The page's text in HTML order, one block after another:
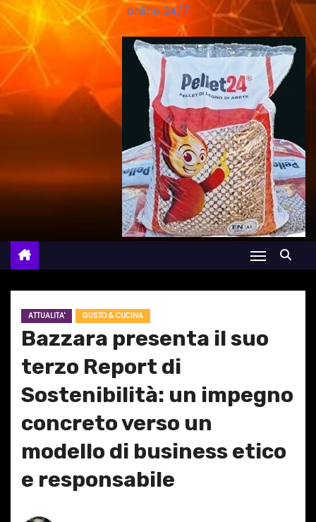
online 24/7
ATTUALITA' GUSTO & CUCINA
Bazzara presenta il suo
terzo Report di
Sostenibilità: un impegno
concreto verso un
modello di business etico
e responsabile